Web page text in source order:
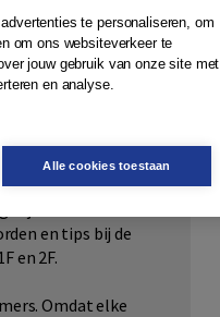
keuze grote
leven of werk.
en tips bij de
en 2F.
Omdat elke
te personaliseren, om
om ons websiteverkeer te
jouw gebruik van onze site met
en analyse.
Alle cookies toestaan